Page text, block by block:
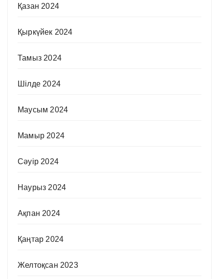
Қазан 2024
Қыркүйек 2024
Тамыз 2024
Шілде 2024
Маусым 2024
Мамыр 2024
Сәуір 2024
Наурыз 2024
Ақпан 2024
Қаңтар 2024
Желтоқсан 2023